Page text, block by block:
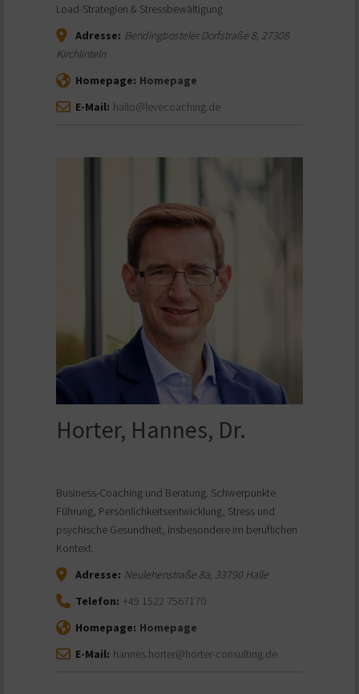
Load-Strategien & Stressbewältigung
Adresse: Bendingbosteler Dorfstraße 8, 27308
Kirchlinteln
Homepage: Homepage
E-Mail: hallo@levecoaching.de
Horter, Hannes, Dr.
Business-Coaching und Beratung. Schwerpunkte
Führung, Persönlichkeitsentwicklung, Stress und
psychische Gesundheit, insbesondere im beruflichen
Kontext.
Adresse: Neulehenstraße 8a 33790Halle
Telefon: +49 1522 7567170
Homepage: Homepage
E-Mail: hannes.horter@horter-consulting.de